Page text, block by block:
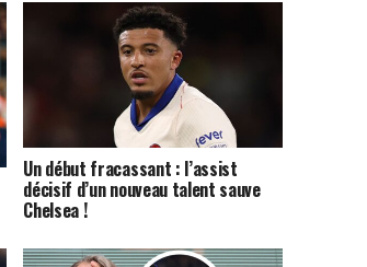
Un début fracassant : l’assist
décisif d’un nouveau talent sauve
Chelsea !